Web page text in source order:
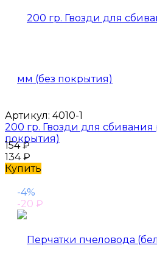
Артикул: 4010-1
200 гр. Гвозди для сбивания
покрытия)
154₽
134₽
Купить
-4%
-20 ₽